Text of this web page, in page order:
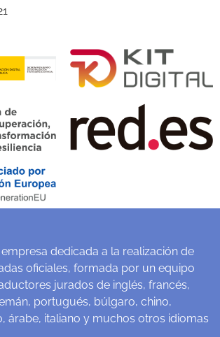
dedicada a la realización de
oficiales, formada por un equipo
jurados de inglés, francés,
portugués, búlgaro, chino,
árabe, italiano y muchos otros idiomas